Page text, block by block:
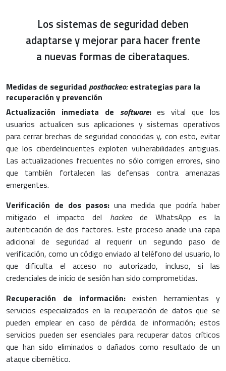
Los sistemas de seguridad deben
adaptarse y mejorar para hacer frente
a nuevas formas de ciberataques.
Medidas de seguridad posthackeo:estrategias para la
recuperación y prevención
Actualización inmediata de software:es vital que los
usuarios actualicen sus aplicaciones y sistemas operativos
para cerrar brechas de seguridad conocidas y, con esto, evitar
que los ciberdelincuentes exploten vulnerabilidades antiguas.
Las actualizaciones frecuentes no sólo corrigen errores, sino
que también fortalecen las defensas contra amenazas
emergentes.
Verificación de dos pasos: una medida que podría haber
mitigado el impacto del hackeode WhatsApp es la
autenticación de dos factores. Este proceso añade una capa
adicional de seguridad al requerir un segundo paso de
verificación, como un código enviado al teléfono del usuario, lo
que dificulta el acceso no autorizado, incluso, si las
credenciales de inicio de sesión han sido comprometidas.
Recuperación de información:existen herramientas y
servicios especializados en la recuperación de datos que se
pueden emplear en caso de pérdida de información; estos
servicios pueden ser esenciales para recuperar datos críticos
que han sido eliminados o dañados como resultado de un
ataque cibernético.